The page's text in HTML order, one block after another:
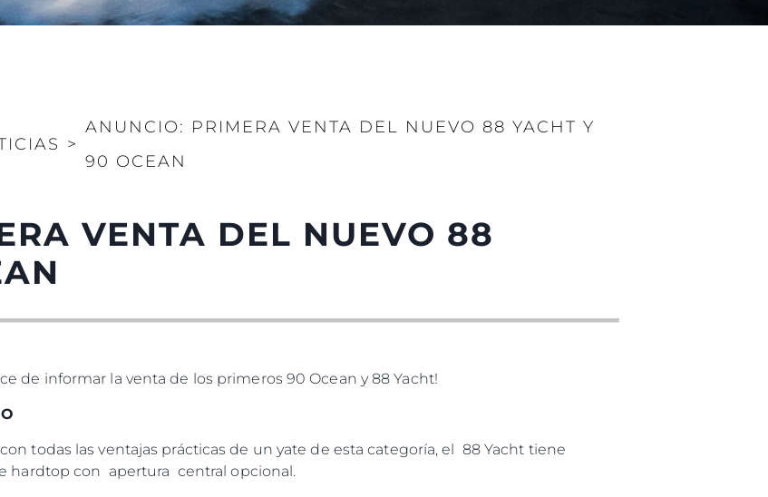
>
ANUNCIO: PRIMERA VENTA DEL NUEVO 88 YACHT Y
90 OCEAN
VENTA DEL NUEVO 88
de informar la venta de los primeros 90 Ocean y 88 Yacht!
todas las ventajas prácticas de un yate de esta categoría, el 88 Yacht tiene
hardtop con apertura central opcional.